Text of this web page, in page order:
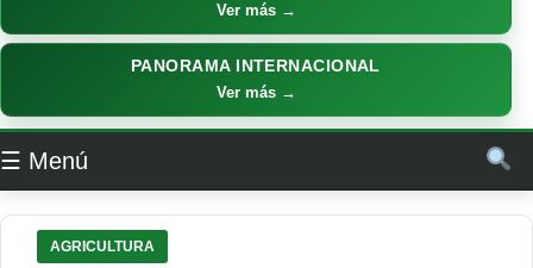
Ver más →
PANORAMA INTERNACIONAL
Ver más →
☰ Menú
AGRICULTURA